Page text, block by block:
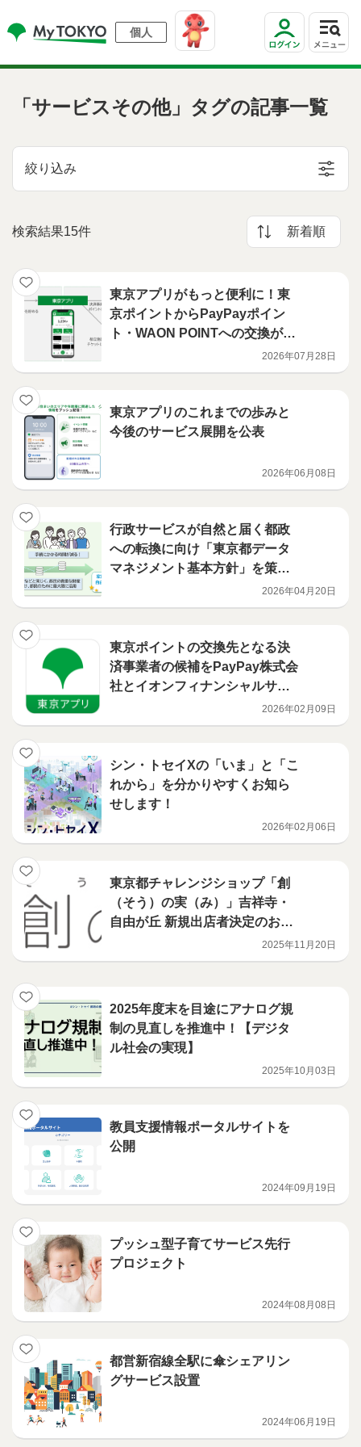
個人
「サービスその他」タグの記事一覧
絞り込み
検索結果15件 新着順
東京アプリがもっと便利に！東
京ポイントからPayPayポイン
ト・WAON POINTへの交換が可
能になります 令和8年7月27日
（月曜日）10時00分から交換開
2026年07月28日
東京アプリのこれまでの歩みと
今後のサービス展開を公表
2026年06月08日
行政サービスが自然と届く都政
への転換に向け「東京都データ
マネジメント基本方針」を策定
2026年04月20日
東京ポイントの交換先となる決
済事業者の候補をPayPay株式会
社とイオンフィナンシャルサー
ビス株式会社の2者に決定！2026年02月09日
シン・トセイXの「いま」と「こ
れから」を分かりやすくお知ら
せします！
2026年02月06日
東京都チャレンジショップ「創
（そう）の実（み）」吉祥寺・
自由が丘 新規出店者決定のお知
2025年11月20日
2025年度末を目途にアナログ規
制の見直しを推進中！【デジタ
ル社会の実現】
2025年10月03日
教員支援情報ポータルサイトを
公開
2024年09月19日
プッシュ型子育てサービス先行
プロジェクト
2024年08月08日
都営新宿線全駅に傘シェアリン
グサービス設置
2024年06月19日